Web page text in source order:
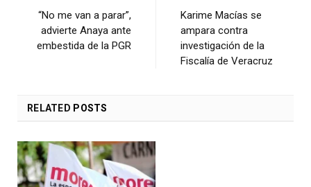
“No me van a parar”,
advierte Anaya ante
embestida de la PGR
Karime Macías se
ampara contra
investigación de la
Fiscalía de Veracruz
RELATED POSTS